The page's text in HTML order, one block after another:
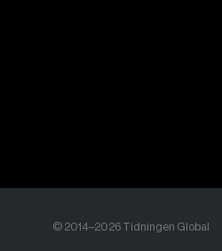
© 2014–2026 Tidningen Global